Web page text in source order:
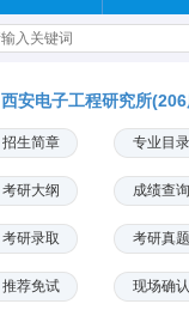
西安电子工程研究所
招生简章 专业目录
考研大纲 成绩查询
考研录取 考研真题
推荐免试 现场确认